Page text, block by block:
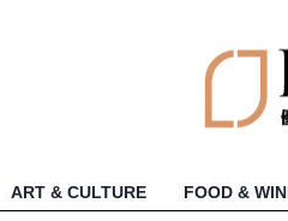
ART & CULTURE FOOD &